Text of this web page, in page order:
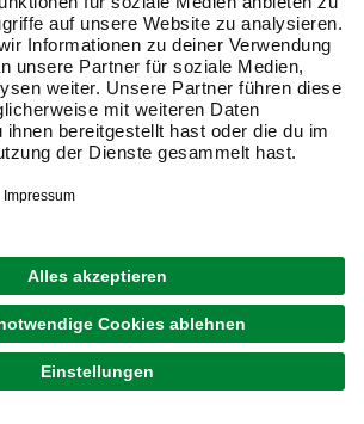
3.299,00 €
Verfügbarkeit im Markt prüfen
lieferbar
Zustellung 29.08. - 01.09.
1.549,00 €
lieferbar
Zustellung 23.09. - 25.09.